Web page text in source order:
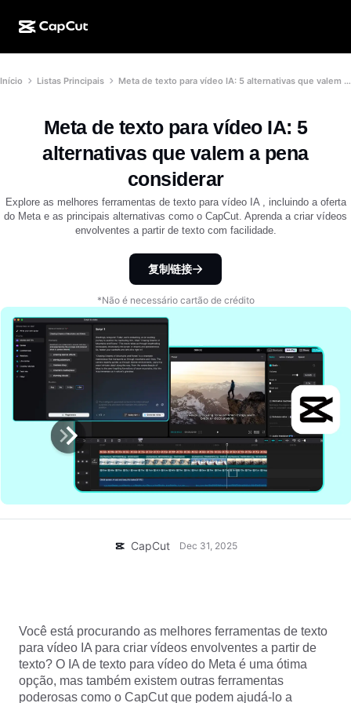
CapCut para desktop
CapCut online
CapCut Pad
CapCut para celular
Dreamina AI
Criação de IA
Estúdio de vídeo
Gerador de vídeo de IA
Gerador de imagem de IA
Aprimorador de imagens de IA
Dreamina Seedance 2.5
Nano Banana Pro
Gemini Omni
Legendas automáticas
Modelos de legenda
Reconhecimento de fala
Redução de ruído
Imagem
Recursos
Editor e gerador de vídeos
Editor e gerador de imagens
Gerador e editor de voz
Mídias sociais
Marketing
Estilo de vida e vlogs
Design personalizado
Principais escolhas
Tendências e dicas de modelos
Mais
Modelos para mídias sociais
Modelos de datas especiais
Mais
Modelos de calendário
Modelos de aniversário
Modelos de efeitos
Modelos para negócios
Modelos para setores
Modelos de retrospectiva
Sobre
Iniciativas
Afiliados
Programa de pioneiros
Programa de parceiros criativos
Campus criativo CapCut
Ajuda
Centro de confiança
Central de ajuda
Central de notícias
Sobre os Termos de Serviço do CapCut
Dreamina Seedance 2.0 Launch
Abrir o CapCut
Início Listas Principais Meta de texto para vídeo IA: 5 alternativas que valem a pena considerar
Meta de texto para vídeo IA: 5
alternativas que valem a pena
considerar
Explore as melhores ferramentas de texto para vídeo IA , incluindo a oferta
do Meta e as principais alternativas como o CapCut. Aprenda a criar vídeos
envolventes a partir de texto com facilidade.
复制链接
*Não é necessário cartão de crédito
CapCut Dec 31, 2025
Você está procurando as melhores ferramentas de texto
para vídeo IA para criar vídeos envolventes a partir de
texto? O IA de texto para vídeo do Meta é uma ótima
opção, mas também existem outras ferramentas
poderosas como o CapCut que podem ajudá-lo a